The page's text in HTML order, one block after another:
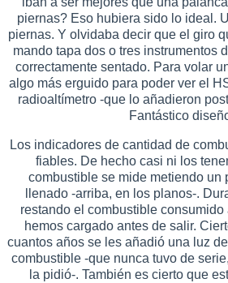
piernas? Eso hubiera sido lo ideal.
piernas. Y olvidaba decir que el giro
mando tapa dos o tres instrumentos
correctamente sentado. Para volar
algo más erguido para poder ver el
radioaltímetro -que lo añadieron
Fantástico
Los indicadores de cantidad de
fiables. De hecho casi ni los
combustible se mide metiendo un
llenado -arriba, en los planos-.
restando el combustible
hemos cargado antes de salir.
cuantos años se les añadió una luz
combustible -que nunca tuvo de
la pidió-. También es cierto que